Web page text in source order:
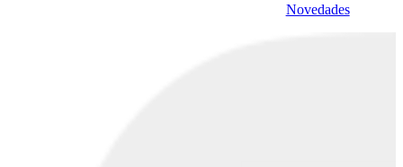
Novedades